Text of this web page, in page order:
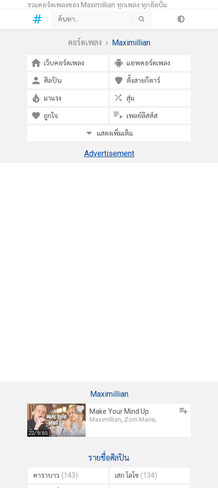
รวมคอร์ดเพลงของ Maximillian ทุกเพลง ทุกอัลบั้ม
คอร์ดเพลง Maximillian
เว็บคอร์ดเพลง แอพคอร์ดเพลง
ศิลปิน ตั้งสายกีตาร์
มาแรง สุ่ม
ถูกใจ เพลย์ลิสต์ส
แสดงเพิ่มเติม
Advertisement
Maximillian
Make Your Mind Up
Maximillian, Zom Marie,
22/9/65
รายชื่อศิลปิน
คาราบาว (143) เสก โลโซ (134)